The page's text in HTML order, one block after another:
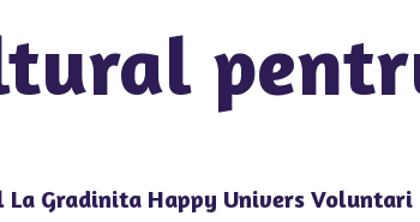
Gradinita Happy Univers Voluntari